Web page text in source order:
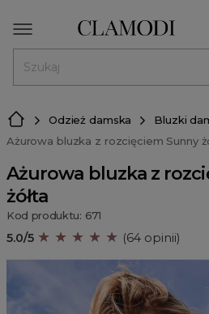
Odzież damska
Bluzki
Ażurowa bluzka z rozcięciem Sunny
Ażurowa bluzka z
żółta
Kod produktu: 671
5.0/5 ★ ★ ★ ★ ★ (64 opinii)